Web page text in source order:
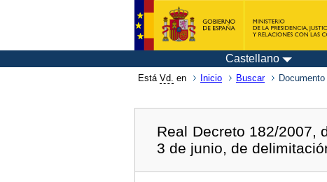
Castellano
Está Vd. en Inicio Buscar
Real Decreto 182/2007,
3 de junio, de